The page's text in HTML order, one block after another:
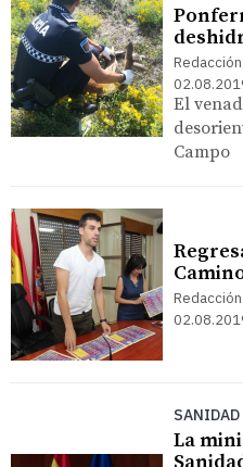
Redacción
El
Campo
Redacción
SANIDAD
La